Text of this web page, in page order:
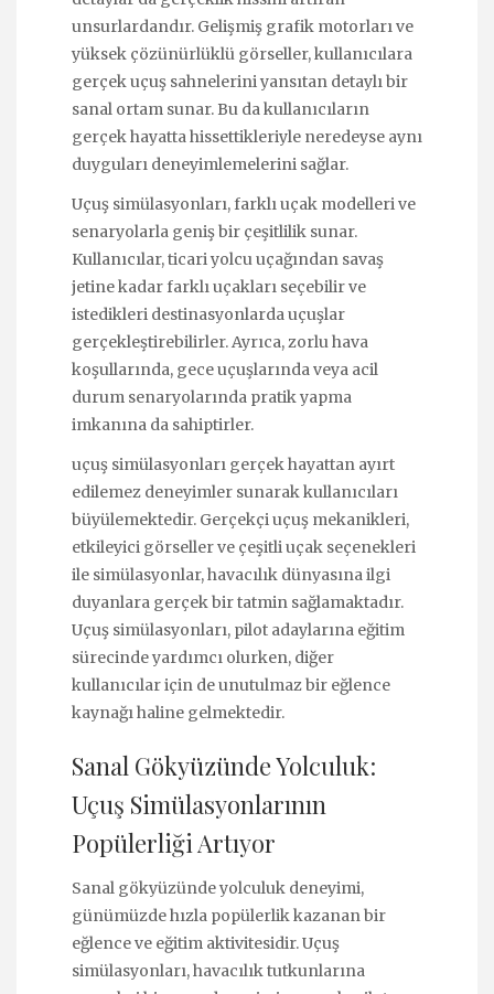
unsurlardandır. Gelişmiş grafik motorları ve
yüksek çözünürlüklü görseller, kullanıcılara
gerçek uçuş sahnelerini yansıtan detaylı bir
sanal ortam sunar. Bu da kullanıcıların
gerçek hayatta hissettikleriyle neredeyse aynı
duyguları deneyimlemelerini sağlar.
Uçuş simülasyonları, farklı uçak modelleri ve
senaryolarla geniş bir çeşitlilik sunar.
Kullanıcılar, ticari yolcu uçağından savaş
jetine kadar farklı uçakları seçebilir ve
istedikleri destinasyonlarda uçuşlar
gerçekleştirebilirler. Ayrıca, zorlu hava
koşullarında, gece uçuşlarında veya acil
durum senaryolarında pratik yapma
imkanına da sahiptirler.
uçuş simülasyonları gerçek hayattan ayırt
edilemez deneyimler sunarak kullanıcıları
büyülemektedir. Gerçekçi uçuş mekanikleri,
etkileyici görseller ve çeşitli uçak seçenekleri
ile simülasyonlar, havacılık dünyasına ilgi
duyanlara gerçek bir tatmin sağlamaktadır.
Uçuş simülasyonları, pilot adaylarına eğitim
sürecinde yardımcı olurken, diğer
kullanıcılar için de unutulmaz bir eğlence
kaynağı haline gelmektedir.
Sanal Gökyüzünde Yolculuk:
Uçuş Simülasyonlarının
Popülerliği Artıyor
Sanal gökyüzünde yolculuk deneyimi,
günümüzde hızla popülerlik kazanan bir
eğlence ve eğitim aktivitesidir. Uçuş
simülasyonları, havacılık tutkunlarına